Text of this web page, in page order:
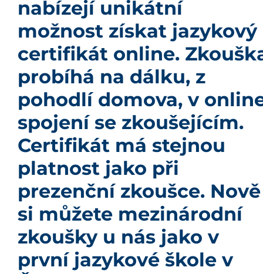
nabízejí unikátní
možnost získat jazykový
certifikát online.
probíhá na dálku, z
pohodlí domova, v
spojení se zkoušejícím.
Certifikát má stejnou
platnost jako při
prezenční zkoušce. Nově
si můžete mezinárodní
zkoušky u nás jako v
první jazykové škole v